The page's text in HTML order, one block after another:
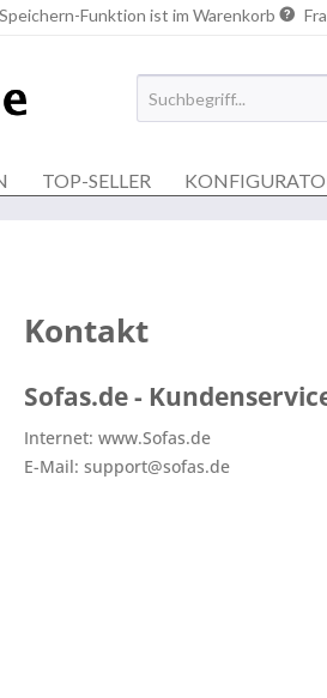
Funktion ist im Warenkorb
TOP-SELLER
Kontakt
Sofas.de -
Internet: www.Sofas.de
E-Mail: support@sofas.de